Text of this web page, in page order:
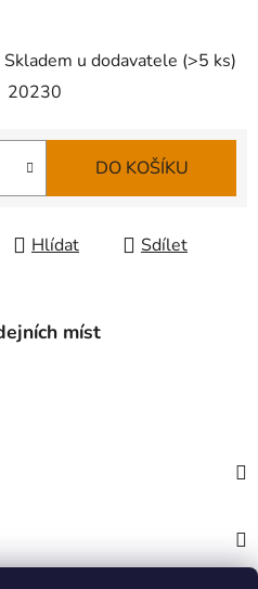
Skladem u dodavatele (>5 ks)
20230
DO KOŠÍKU
Hlídat Sdílet
míst